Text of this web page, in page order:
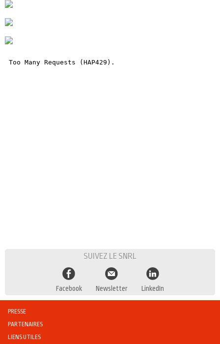
SUIVEZ LE SNRL
Facebook Newsletter LinkedIn
PRESSE
PARTENAIRES
LIENS UTILES